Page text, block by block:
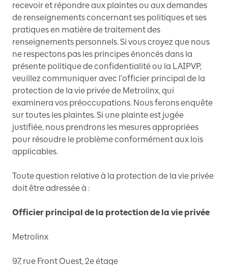
recevoir et répondre aux plaintes ou aux demandes
de renseignements concernant ses politiques et ses
pratiques en matière de traitement des
renseignements personnels. Si vous croyez que nous
ne respectons pas les principes énoncés dans la
présente politique de confidentialité ou la LAIPVP,
veuillez communiquer avec l'officier principal de la
protection de la vie privée de Metrolinx, qui
examinera vos préoccupations. Nous ferons enquête
sur toutes les plaintes. Si une plainte est jugée
justifiée, nous prendrons les mesures appropriées
pour résoudre le problème conformément aux lois
applicables.
Toute question relative à la protection de la vie privée
doit être adressée à :
Officier principal de la protection de la vie privée
Metrolinx
97, rue Front Ouest, 2e étage